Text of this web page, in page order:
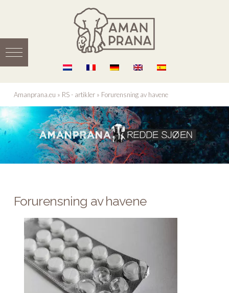
Amanprana.eu » RS - artikler» Forurensning av havene
Forurensning av havene